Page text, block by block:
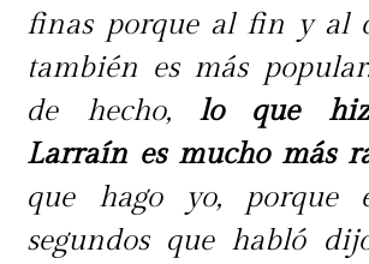
finas porque al fin y al
también es más
de hecho, lo que
Larraín es mucho más
que hago yo, porque
segundos que habló